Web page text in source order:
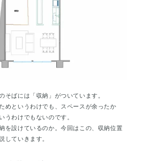
そばには「収納」がついています。
めというわけでも、スペースが余ったか
うわけでもないのです。
を設けているのか。今回はこの、収納位置
していきます。